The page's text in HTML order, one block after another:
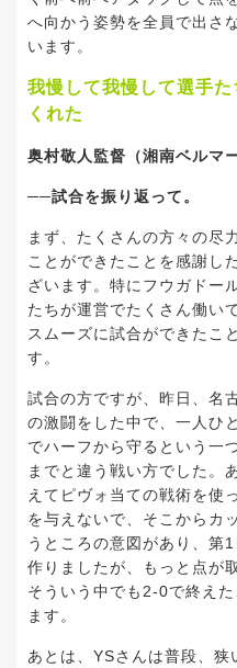
へ向かう姿勢を全員で出さ
います。
我慢して我慢して選手
くれた
奥村敬人監督（湘南ベルマー
──試合を振り返って。
まず、たくさんの方々の尽
ことができたことを感謝し
ざいます。特にフウガドー
たちが運営でたくさん働い
スムーズに試合ができたこ
す。
試合の方ですが、昨日、名
の激闘をした中で、一人ひ
でハーフから守るという一
までと違う戦い方でした。
えてピヴォ当ての戦術を使
を与えないで、そこからカ
うところの意図があり、第
作りましたが、もっと点が
そういう中でも2-0で終え
ます。
あとは、YSさんは普段、狭